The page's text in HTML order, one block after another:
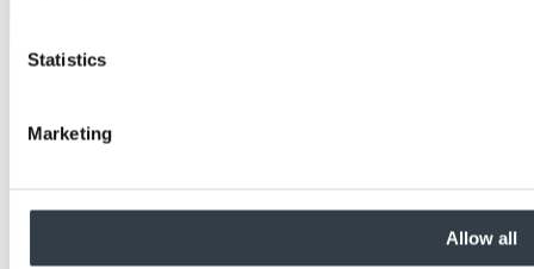
Statistics
Marketing
Allow all